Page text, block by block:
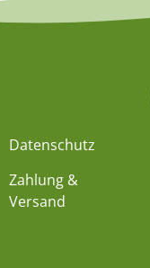
Datenschutz
Zahlung &
Versand